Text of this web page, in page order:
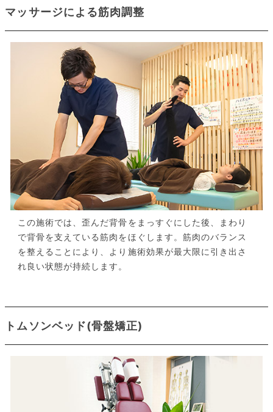
マッサージによる筋肉調整
この施術では、歪んだ背骨をまっすぐにした後、まわり
で背骨を支えている筋肉をほぐします。筋肉のバランス
を整えることにより、より施術効果が最大限に引き出さ
れ良い状態が持続します。
トムソンベッド(骨盤矯正)